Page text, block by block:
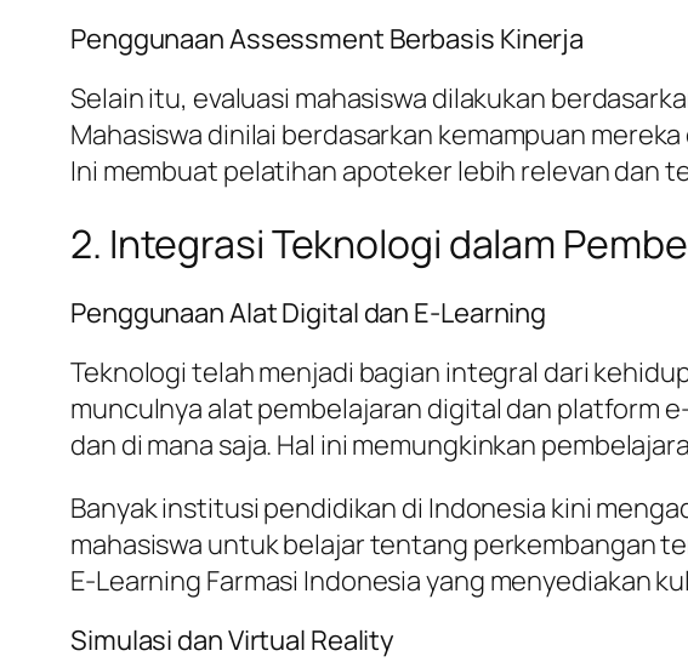
Penggunaan Assessment Berbasis Kinerja
Selain itu, evaluasi mahasiswa dilakukan
Mahasiswa dinilai berdasarkan kemampuan
Ini membuat pelatihan apoteker lebih relevan dan
2. Integrasi Teknologi dalam
Penggunaan Alat Digital dan E-Learning
Teknologi telah menjadi bagian integral dari
munculnya alat pembelajaran digital dan platform
dan di mana saja. Hal ini memungkinkan
Banyak institusi pendidikan di Indonesia kini
mahasiswa untuk belajar tentang perkembangan
E-Learning Farmasi Indonesia yang menyediakan
Simulasi dan Virtual Reality